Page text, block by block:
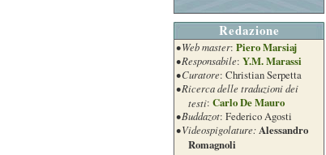
Redazione
• Web master: Piero Marsiaj
• Responsabile: Y.M. Marassi
• Curatore: Christian Serpetta
• Ricerca delle traduzioni dei
testi: Carlo De Mauro
• Buddazot: Federico Agosti
• Videospigolature:Alessandro
Romagnoli